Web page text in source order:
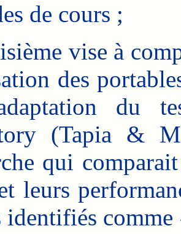
de cours ;
vise à
des
du
(Tapia &
qui
leurs
identifiés